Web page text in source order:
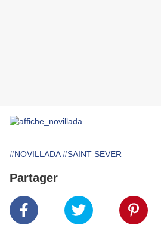
#NOVILLADA #SAINT SEVER
Partager